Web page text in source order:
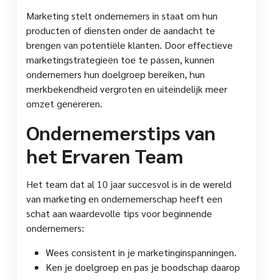
Marketing stelt ondernemers in staat om hun
producten of diensten onder de aandacht te
brengen van potentiële klanten. Door effectieve
marketingstrategieën toe te passen, kunnen
ondernemers hun doelgroep bereiken, hun
merkbekendheid vergroten en uiteindelijk meer
omzet genereren.
Ondernemerstips van
het Ervaren Team
Het team dat al 10 jaar succesvol is in de wereld
van marketing en ondernemerschap heeft een
schat aan waardevolle tips voor beginnende
ondernemers:
Wees consistent in je marketinginspanningen.
Ken je doelgroep en pas je boodschap daarop